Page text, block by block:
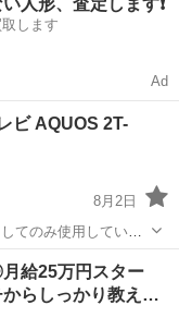
します
Ad
ビ AQUOS 2T-
8月2日
のみ使用していた
討しています。 ・
サイズ 幅50.8×奥行10.6×高さ33.2(cm) ・重量 約4.0kg ・状態...
ニター
給25万円スター
からしっかり教え…